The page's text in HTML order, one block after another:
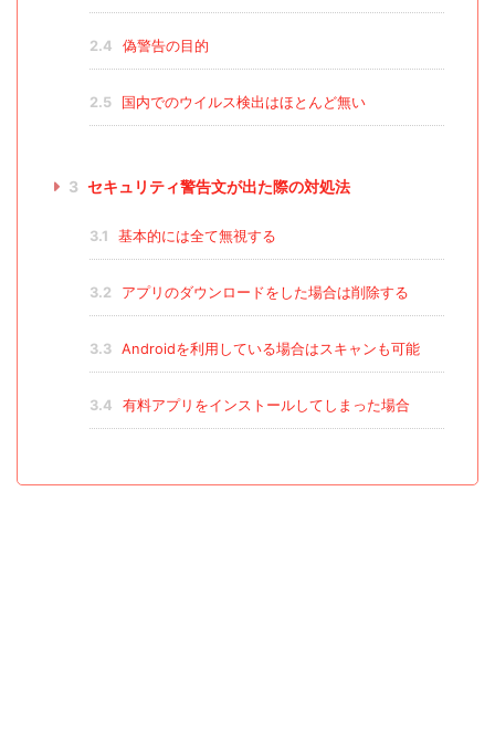
2.4 偽警告の目的
2.5 国内でのウイルス検出はほとんど無い
3 セキュリティ警告文が出た際の対処法
3.1 基本的には全て無視する
3.2 アプリのダウンロードをした場合は削除する
3.3 Androidを利用している場合はスキャンも可能
3.4 有料アプリをインストールしてしまった場合